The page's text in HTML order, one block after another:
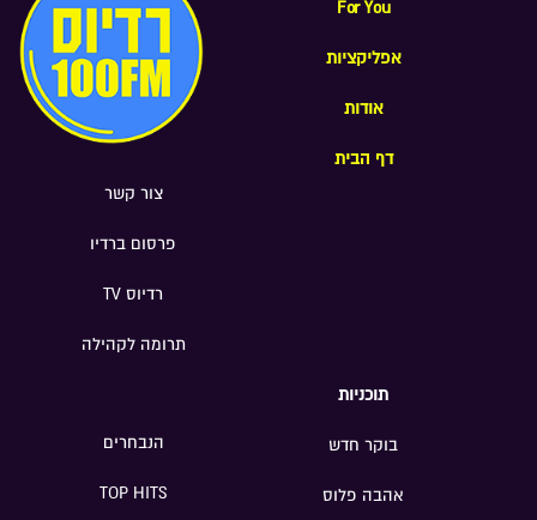
For You
אפליקציות
אודות
דף הבית
צור קשר
פרסום ברדיו
רדיוס TV
תרומה לקהילה
תוכניות
בוקר חדש
אהבה פלוס
הנבחרים
TOP HITS